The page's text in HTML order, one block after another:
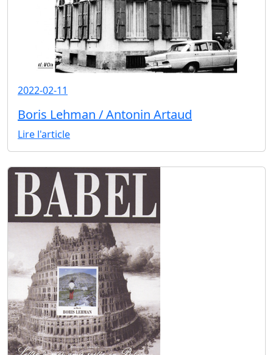
2022-02-11
Boris Lehman / Antonin Artaud
Lire l'article